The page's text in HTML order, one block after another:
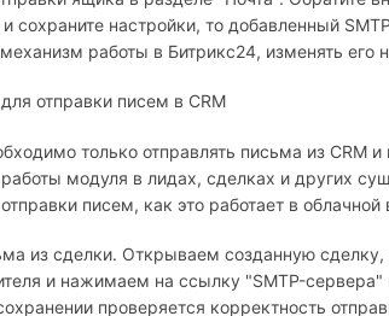
сохраните настройки, то добавленный
работы в Битрикс24, изменять его
отправки писем в CRM
только отправлять письма из CRM и
модуля в лидах, сделках и других
писем, как это работает в
из сделки. Открываем созданную
и нажимаем на ссылку "SMTP-сервера"
проверяется корректность